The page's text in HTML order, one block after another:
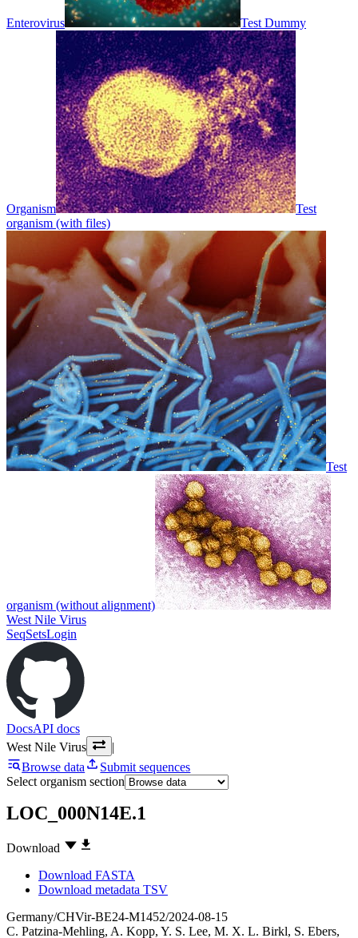
Enterovirus Test Dummy
Organism
Test
organism (with files)
Test
organism (without alignment)
West Nile Virus
SeqSetsLogin
DocsAPI docs
West Nile Virus
|
Browse data
Submit sequences
Select organism section
LOC_000N14E.1
Download
Download FASTA
Download metadata TSV
Germany/CHVir-BE24-M1452/2024-08-15
C. Patzina-Mehling, A. Kopp, Y. S. Lee, M. X. L. Birkl, S. Ebers,